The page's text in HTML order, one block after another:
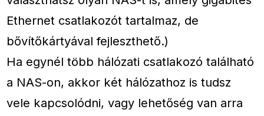
Ethernet csatlakozót tartalmaz, de
bővítőkártyával fejleszthető.)
Ha egynél több hálózati csatlakozó található
a NAS-on, akkor két hálózathoz is tudsz
vele kapcsolódni, vagy lehetőség van arra